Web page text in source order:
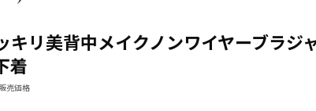
キリ美背中メイクノンワイヤーブラ
着
売価格